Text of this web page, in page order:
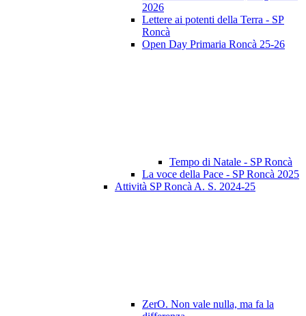
2026
Lettere ai potenti della Terra - SP
Roncà
Open Day Primaria Roncà 25-26
Tempo di Natale - SP Roncà
La voce della Pace - SP Roncà 2025
Attività SP Roncà A. S. 2024-25
ZerO. Non vale nulla, ma fa la